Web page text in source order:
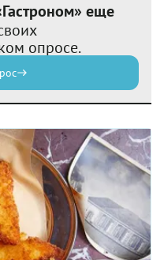
еще
опросе.